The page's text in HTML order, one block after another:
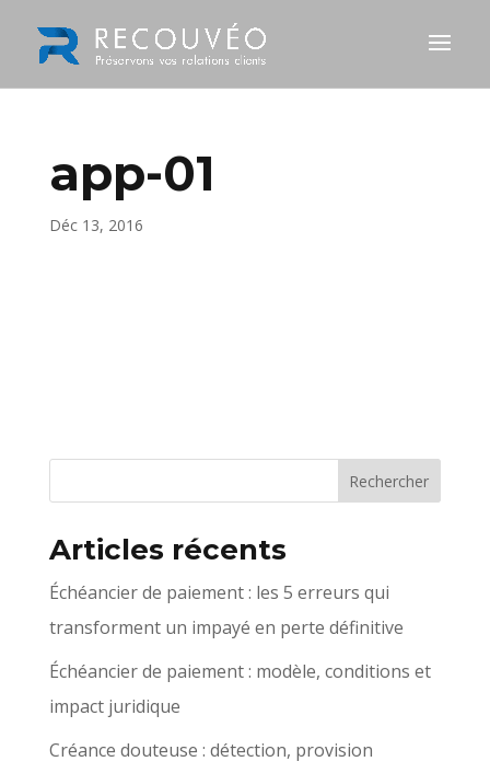
app-01
Déc 13, 2016
Articles récents
Échéancier de paiement : les 5 erreurs qui
transforment un impayé en perte définitive
Échéancier de paiement : modèle, conditions et
impact juridique
Créance douteuse : détection, provision